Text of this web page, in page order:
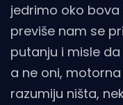
jedrimo oko
previše nam se
putanju i misle
a ne oni,
razumiju ništa,